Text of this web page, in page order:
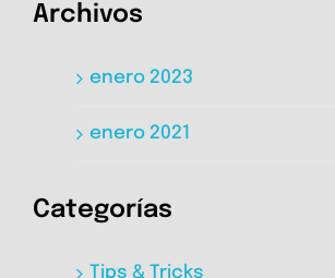
Archivos
enero 2023
enero 2021
Categorías
Tips & Tricks